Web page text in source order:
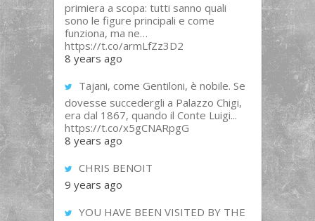
primiera a scopa: tutti sanno quali
sono le figure principali e come
funziona, ma ne…
https://t.co/armLfZz3D2
8 years ago
Tajani, come Gentiloni, è nobile. Se
dovesse succedergli a Palazzo Chigi,
era dal 1867, quando il Conte Luigi...
https://t.co/x5gCNARpgG
8 years ago
CHRIS BENOIT
9 years ago
YOU HAVE BEEN VISITED BY THE